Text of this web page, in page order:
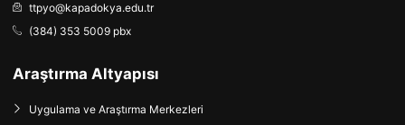
ttpyo@kapadokya.edu.tr
(384) 353 5009 pbx
Araştırma Altyapısı
Uygulama ve Araştırma Merkezleri